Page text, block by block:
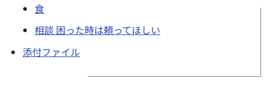
食
相談 困った時は頼ってほしい
添付ファイル